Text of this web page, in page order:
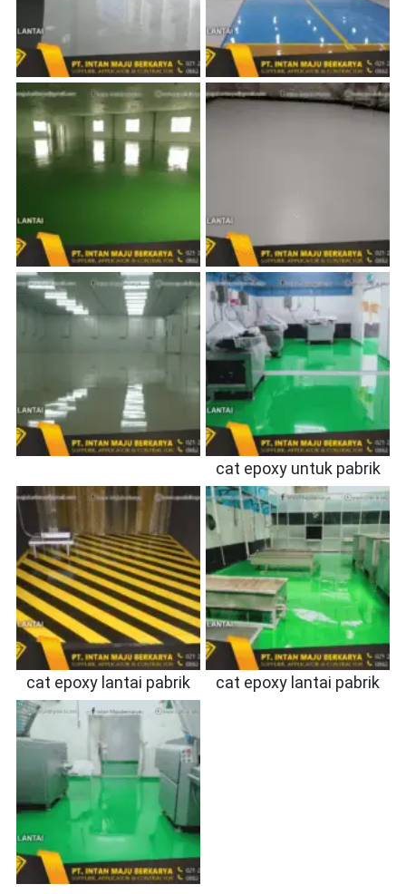
cat epoxy untuk pabrik
cat epoxy lantai pabrik cat epoxy lantai pabrik